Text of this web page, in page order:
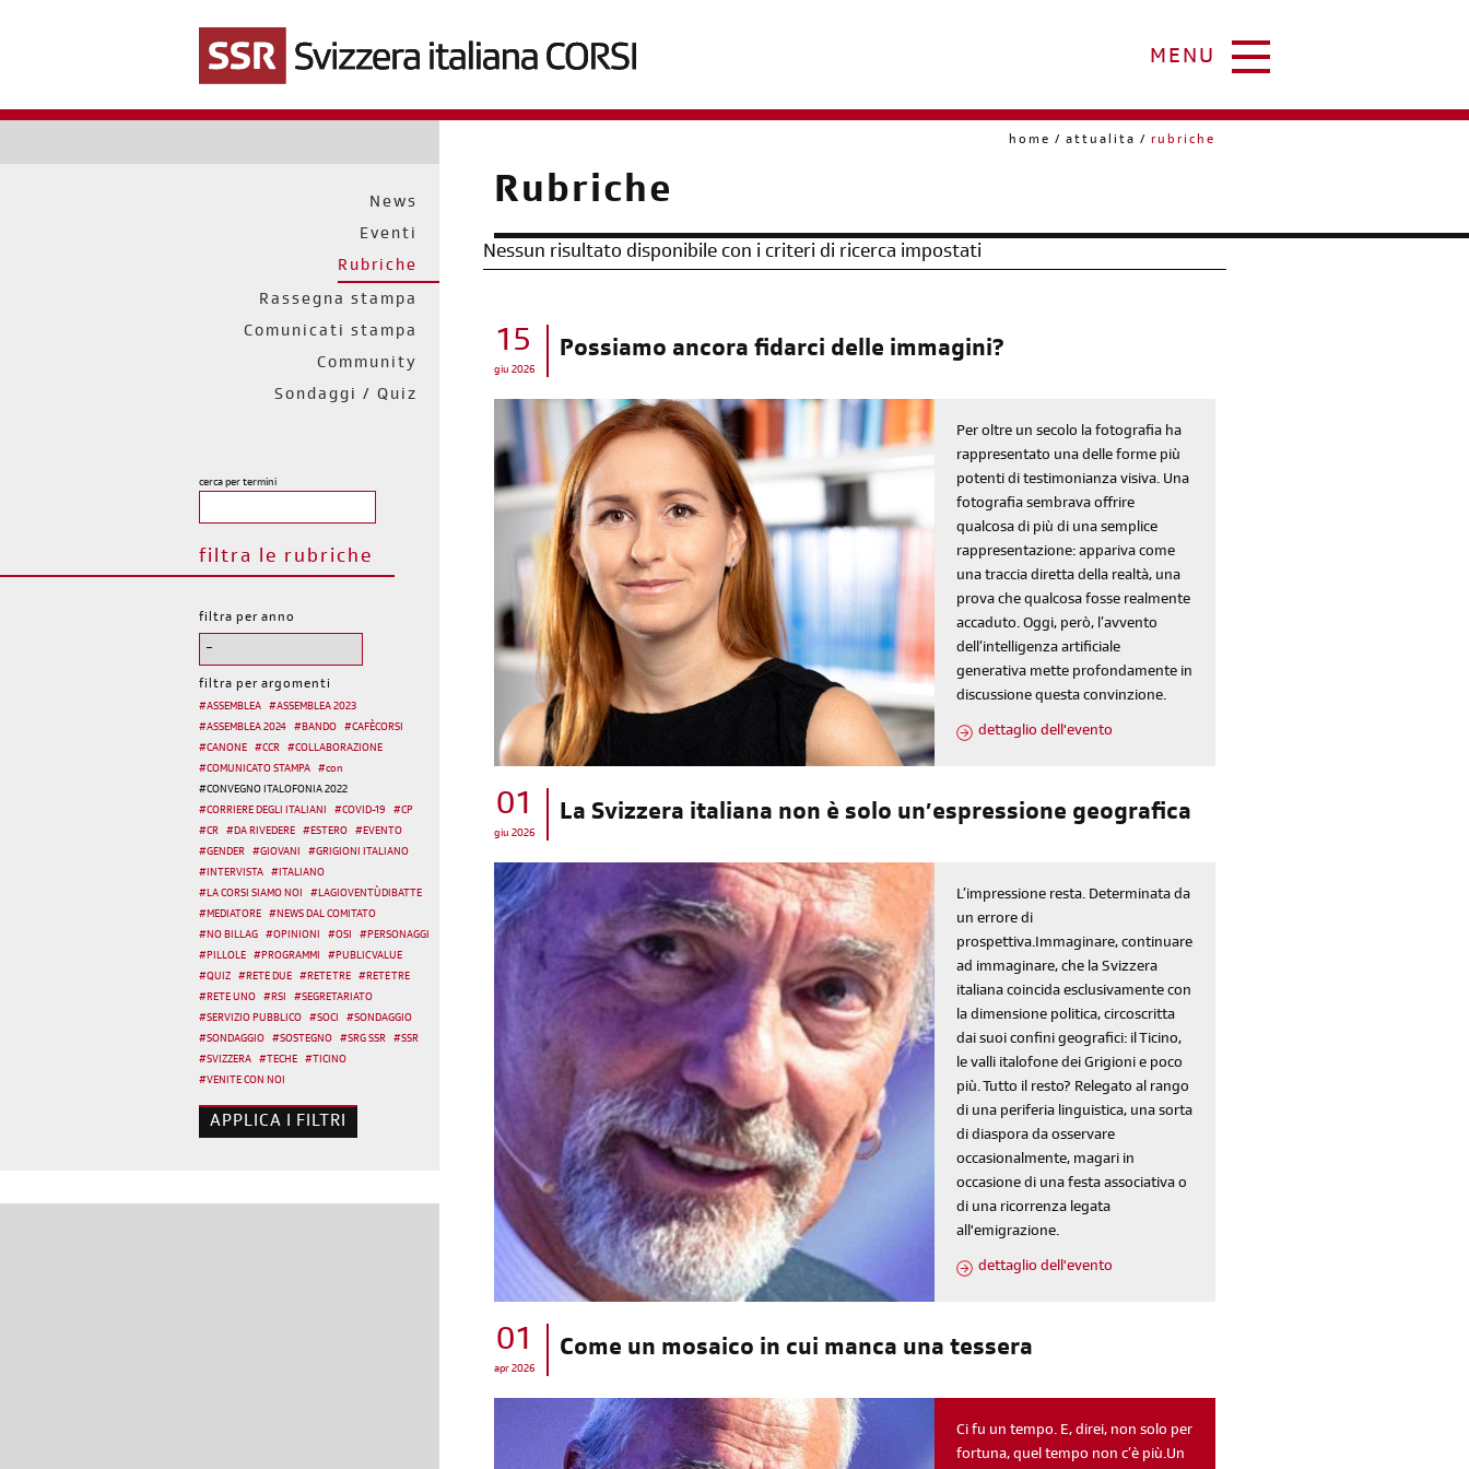
MENU
diventa socia/o
iscriviti subito
iscriviti
alla newsletter
sondaggi
di' la tua
login
area riservata
News
Eventi
Rubriche
Rassegna stampa
Comunicati stampa
Community
Sondaggi / Quiz
cerca per termini
filtra le rubriche
filtra per anno
filtra per argomenti
#ASSEMBLEA #ASSEMBLEA 2023
#ASSEMBLEA 2024 #BANDO #CAFÈCORSI
#CANONE #CCR #COLLABORAZIONE
#COMUNICATO STAMPA #con
#CONVEGNO ITALOFONIA 2022
#CORRIERE DEGLI ITALIANI #COVID-19 #CP
#CR #DA RIVEDERE #ESTERO #EVENTO
#GENDER #GIOVANI #GRIGIONI ITALIANO
#INTERVISTA #ITALIANO
#LA CORSI SIAMO NOI #LAGIOVENTÙDIBATTE
#MEDIATORE #NEWS DAL COMITATO
#NO BILLAG #OPINIONI #OSI #PERSONAGGI
#PILLOLE #PROGRAMMI #PUBLIC VALUE
#QUIZ #RETE DUE #RETE TRE #RETE TRE
#RETE UNO #RSI #SEGRETARIATO
#SERVIZIO PUBBLICO #SOCI #SONDAGGIO
#SONDAGGIO #SOSTEGNO #SRG SSR #SSR
#SVIZZERA # TECHE # TICINO
#VENITE CON NOI
di
home attualita rubriche
Rubriche
Nessun risultato disponibile con i criteri di ricerca impostati
15
giu 2026
Possiamo ancora fidarci delle immagini?
Per oltre un secolo la fotografia ha
rappresentato una delle forme più
potenti di testimonianza visiva. Una
fotografia sembrava offrire
qualcosa di più di una semplice
rappresentazione: appariva come
una traccia diretta della realtà, una
prova che qualcosa fosse realmente
accaduto. Oggi, però, l’avvento
dell’intelligenza artificiale
generativa mette profondamente in
discussione questa convinzione.
dettaglio dell'evento
01
giu 2026
La Svizzera italiana non è solo un’espressione geografica
L’impressione resta. Determinata da
un errore di
prospettiva.Immaginare, continuare
ad immaginare, che la Svizzera
italiana coincida esclusivamente con
la dimensione politica, circoscritta
dai suoi confini geografici: il Ticino,
le valli italofone dei Grigioni e poco
più. Tutto il resto? Relegato al rango
di una periferia linguistica, una sorta
di diaspora da osservare
occasionalmente, magari in
occasione di una festa associativa o
di una ricorrenza legata
all'emigrazione.
dettaglio dell'evento
01
apr 2026
Come un mosaico in cui manca una tessera
Ci fu un tempo. E, direi, non solo per
fortuna, quel tempo non c’è più.Un